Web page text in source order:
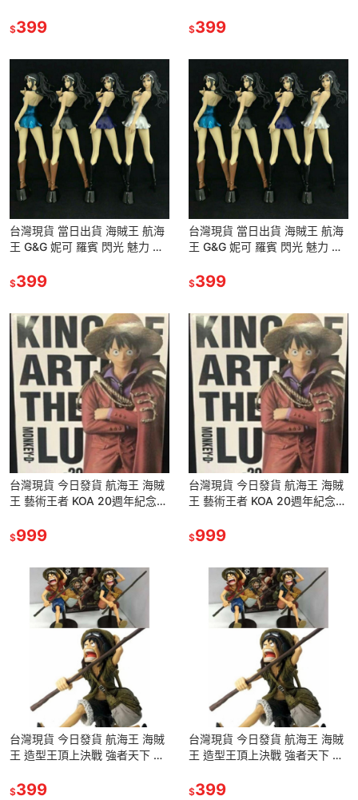
美 公仔 景品
$399
美 公仔 景品
$399
台灣現貨 當日出貨 海賊王 航海
王 G&G 妮可 羅賓 閃光 魅力 帽
品 港版 模型
$399
台灣現貨 當日出貨 海賊王 航海
王 G&G 妮可 羅賓 閃光 魅力 帽
品 港版 模型
$399
台灣現貨 今日發貨 航海王 海賊
王 藝術王者 KOA 20週年紀念版
景品
$999
台灣現貨 今日發貨 航海王 海賊
王 藝術王者 KOA 20週年紀念版
景品
$999
台灣現貨 今日發貨 航海王 海賊
王 造型王頂上決戰 強者天下 冒
飛 公仔 景品
$399
台灣現貨 今日發貨 航海王 海賊
王 造型王頂上決戰 強者天下 冒
飛 公仔 景品
$399